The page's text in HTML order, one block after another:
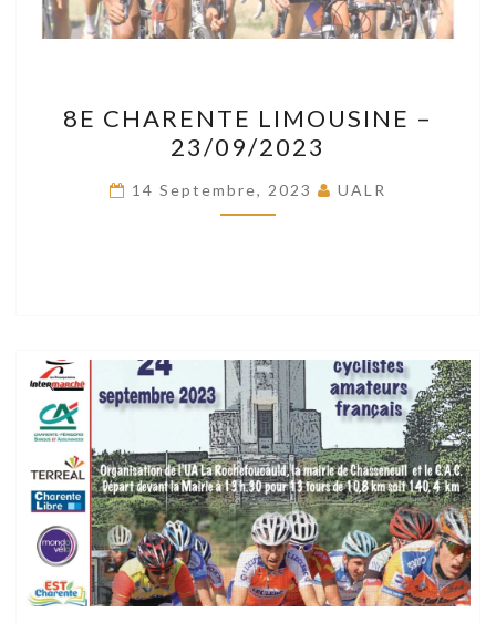
CHARENTE
LIMOUSINE
–
23/09/2023
8E CHARENTE LIMOUSINE –
23/09/2023
14 Septembre, 2023 UALR